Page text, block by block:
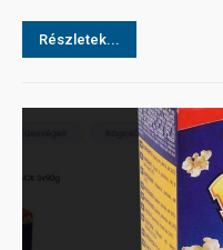
Részletek...